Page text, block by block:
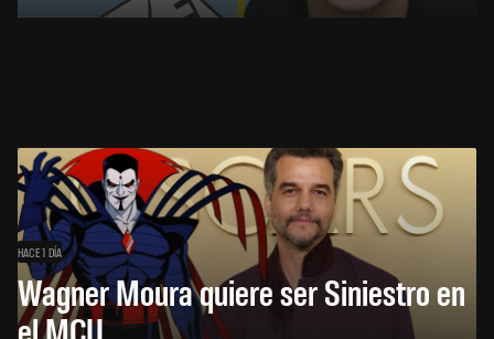
HACE 1 DÍA
Wagner Moura quiere ser Siniestro en
el MCU